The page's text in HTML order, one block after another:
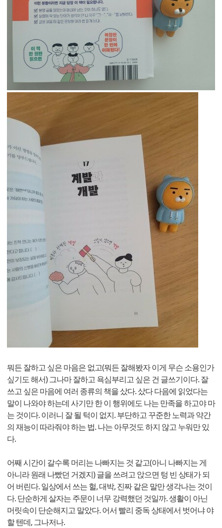
뭐든 잘하고 싶은 마음은 없고(뭐든 잘해봤자 이게 무슨 소용인가
싶기도 해서) 그나마 잘하고 욕심부리고 싶은 건 글쓰기이다. 잘
쓰고 싶은 마음에 여러 종류의 책을 샀다. 샀다 다음에 읽었다는
말이 나와야 하는데 사기만 한 이 행위에도 나는 만족을 하고야 마
는 것이다. 이러니 잘 될 턱이 없지. 부단하고 꾸준한 노력과 약간
의 재능이 따라줘야 하는 법. 나는 아무것도 하지 않고 누워만 있
다.
어째 시간이 갈수록 머리는 나빠지는 것 같고(아니 나빠지는 게
아니라 원래 나빴던 거겠지) 글을 쓰려고 앉으면 텅 빈 상태가 되
어 버린다. 일상에서 쓰는 헐, 대박, 진짜 같은 말만 생각나는 것이
다. 단순하게 살자는 주문이 너무 강력했던 것일까. 생활이 아닌
머릿속이 단순해지고 말았다. 어서 빨리 중독 상태에서 벗어냐 야
할 텐데, 그나저나.